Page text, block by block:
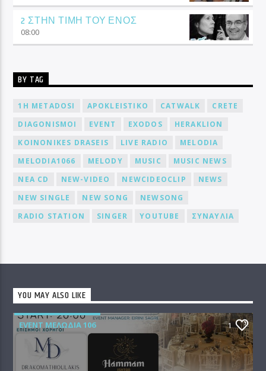
2 ΣΤΗΝ ΤΙΜΗ ΤΟΥ ΕΝΟΣ
08:00
BY TAG
1H METADOSI APOKLEISTIKO CATWALK
CRETE
DIAGONISMOI
EVENT EXODOS
HERAKLION
KOINONIKES DRASEIS
LIVE RADIO
MELODIA
MELODIA1066
MELODY MUSIC
MUSIC NEWS
NEA CD
NEW-VIDEO NEWCIDEOCLIP
NEWS
NEW SINGLE
NEW SONG
NEWSONG
RADIO STATION
SINGER YOUTUBE ΣΥΝΑΥΛΙΑ
YOU MAY ALSO LIKE
EVENT ΜΕΛΩΔΊΑ 106 1